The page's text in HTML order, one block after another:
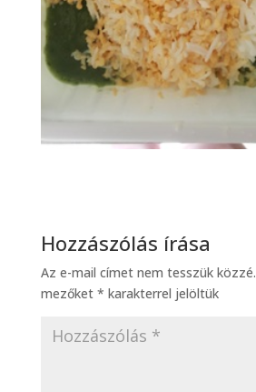
Hozzászólás írása
Az e-mail címet nem tesszük közzé.
mezőket * karakterrel jelöltük